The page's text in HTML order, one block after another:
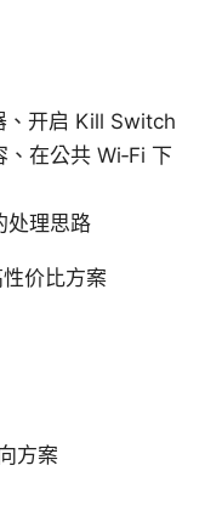
、开启 Kill Switch
在公共 Wi‑Fi 下
处理思路
价比方案
方案